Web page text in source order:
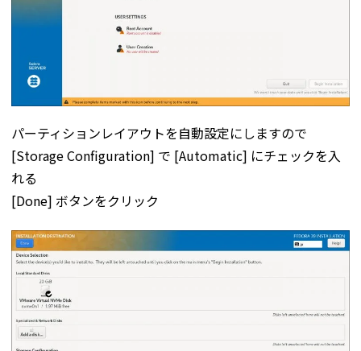
パーティションレイアウトを自動設定にしますので
[Storage Configuration] で [Automatic] にチェックを入
れる
[Done] ボタンをクリック